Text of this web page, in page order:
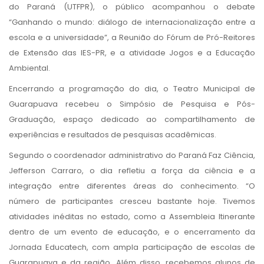
do Paraná (UTFPR), o público acompanhou o debate
“Ganhando o mundo: diálogo de internacionalização entre a
escola e a universidade”, a Reunião do Fórum de Pró-Reitores
de Extensão das IES-PR, e a atividade Jogos e a Educação
Ambiental.
Encerrando a programação do dia, o Teatro Municipal de
Guarapuava recebeu o Simpósio de Pesquisa e Pós-
Graduação, espaço dedicado ao compartilhamento de
experiências e resultados de pesquisas acadêmicas.
Segundo o coordenador administrativo do Paraná Faz Ciência,
Jefferson Carraro, o dia refletiu a força da ciência e a
integração entre diferentes áreas do conhecimento. “O
número de participantes cresceu bastante hoje. Tivemos
atividades inéditas no estado, como a Assembleia Itinerante
dentro de um evento de educação, e o encerramento da
Jornada Educatech, com ampla participação de escolas de